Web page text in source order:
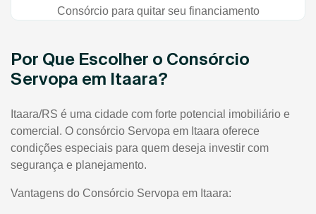
Consórcio para quitar seu financiamento
Por Que Escolher o Consórcio
Servopa em Itaara?
Itaara/RS é uma cidade com forte potencial imobiliário e
comercial. O consórcio Servopa em Itaara oferece
condições especiais para quem deseja investir com
segurança e planejamento.
Vantagens do Consórcio Servopa em Itaara: